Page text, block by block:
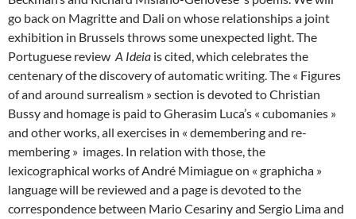
go back on Magritte and Dali on whose relationships a joint
exhibition in Brussels throws some unexpected light. The
Portuguese review A Ideia is cited, which celebrates the
centenary of the discovery of automatic writing. The « Figures
of and around surrealism » section is devoted to Christian
Bussy and homage is paid to Gherasim Luca’s « cubomanies »
and other works, all exercises in « demembering and re-
membering » images. In relation with those, the
lexicographical works of André Mimiague on « graphicha »
language will be reviewed and a page is devoted to the
correspondence between Mario Cesariny and Sergio Lima and